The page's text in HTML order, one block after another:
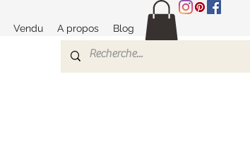
Vendu A propos Blog